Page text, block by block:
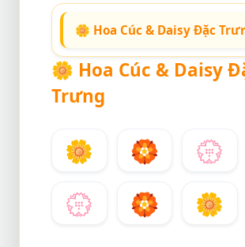
🌼 Hoa Cúc & Daisy Đặc
🌼 Hoa Cúc & Daisy
Trưng
🌼 🏵️ 💮
💮
🏵️ 🌼